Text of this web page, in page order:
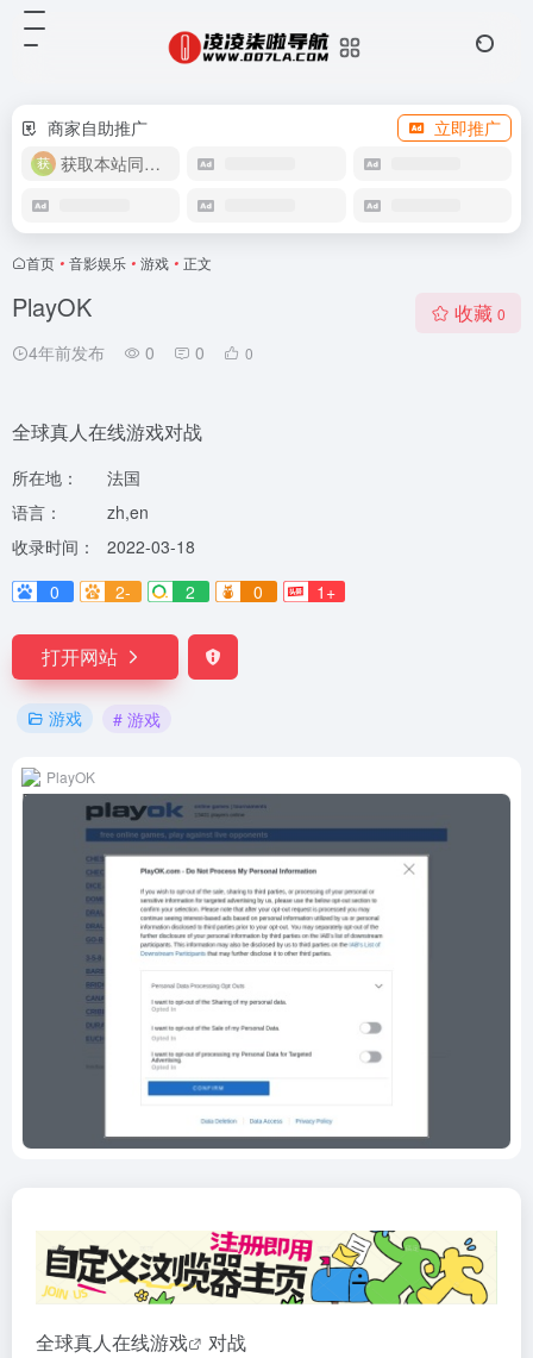
商家自助推广
立即推广
获取本站同款主题
首页 • 音影娱乐 • 游戏 • 正文
PlayOK
4年前发布 0 0 0
收藏 0
全球真人在线游戏对战
所在地：
法国
语言：
zh,en
收录时间：
2022-03-18
0
2- 2 0 1+
打开网站
游戏 # 游戏
PlayOK
全球真人在线游戏 对战